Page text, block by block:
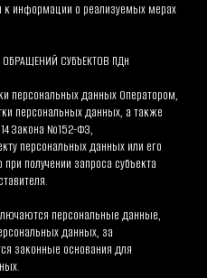
к информации о реализуемых мерах
СУБЪЕКТОВ ПДн
персональных данных Оператором,
персональных данных, а также
Закона №152-ФЗ,
персональных данных или его
получении запроса субъекта
персональные данные,
данных, за
законные основания для